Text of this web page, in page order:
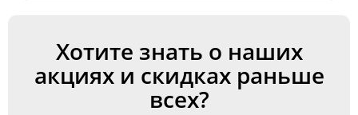
Хотите знать о наших
акциях и скидках раньше
всех?